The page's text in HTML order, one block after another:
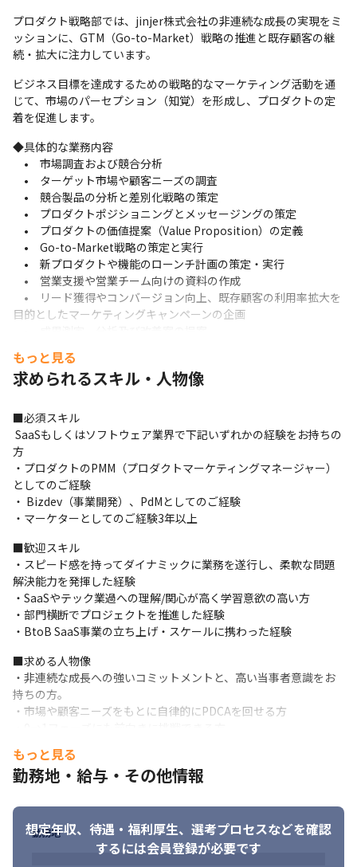
プロダクト戦略部では、jinjer株式会社の非連続な成長の実現をミ
ッションに、GTM（Go-to-Market）戦略の推進と既存顧客の継
続・拡大に注力しています。
ビジネス目標を達成するための戦略的なマーケティング活動を通
じて、市場のパーセプション（知覚）を形成し、プロダクトの定
着を促進します。
◆具体的な業務内容
•　市場調査および競合分析
•　ターゲット市場や顧客ニーズの調査
•　競合製品の分析と差別化戦略の策定
•　プロダクトポジショニングとメッセージングの策定
•　プロダクトの価値提案（Value Proposition）の定義
•　Go-to-Market戦略の策定と実行
•　新プロダクトや機能のローンチ計画の策定・実行
•　営業支援や営業チーム向けの資料の作成
•　リード獲得やコンバージョン向上、既存顧客の利用率拡大を
目的としたマーケティングキャンペーンの企画
設定・追跡
もっと見る
求められるスキル・人物像
■必須スキル
方
・プロダクトのPMM（プロダクトマーケティングマネージャー）
としてのご経験
・ Bizdev（事業開発）、PdMとしてのご経験
・マーケターとしてのご経験3年以上
■歓迎スキル
・スピード感を持ってダイナミックに業務を遂行し、柔軟な問題
解決能力を発揮した経験
・SaaSやテック業過への理解/関心が高く学習意欲の高い方
・部門横断でプロジェクトを推進した経験
・BtoB SaaS事業の立ち上げ・スケールに携わった経験
■求める人物像
・非連続な成長への強いコミットメントと、高い当事者意識をお
持ちの方。
・市場や顧客ニーズをもとに自律的にPDCAを回せる方
もっと見る
勤務地・給与・その他情報
想定年収、待遇・福利厚生、 選考プロセスなどを確認
するには会員登録が必要です
勤務地